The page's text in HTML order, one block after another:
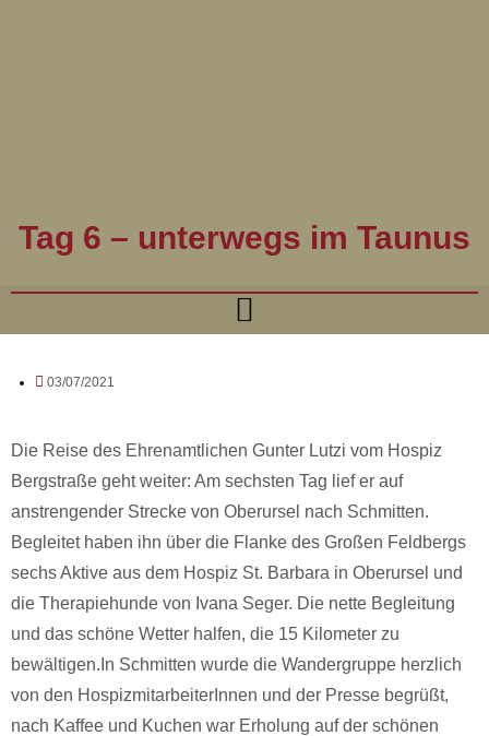
Tag 6 – unterwegs im Taunus
03/07/2021
Die Reise des Ehrenamtlichen Gunter Lutzi vom Hospiz
Bergstraße geht weiter: Am sechsten Tag lief er auf
anstrengender Strecke von Oberursel nach Schmitten.
Begleitet haben ihn über die Flanke des Großen Feldbergs
sechs Aktive aus dem Hospiz St. Barbara in Oberursel und
die Therapiehunde von Ivana Seger. Die nette Begleitung
und das schöne Wetter halfen, die 15 Kilometer zu
bewältigen.In Schmitten wurde die Wandergruppe herzlich
von den HospizmitarbeiterInnen und der Presse begrüßt,
nach Kaffee und Kuchen war Erholung auf der schönen